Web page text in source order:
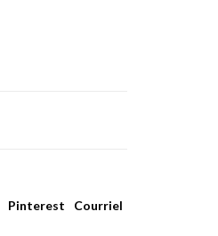
Pinterest Courriel